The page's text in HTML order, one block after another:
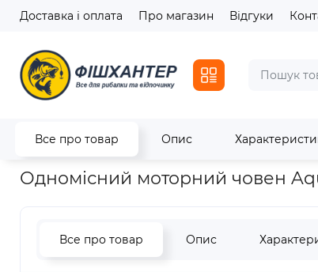
Доставка і оплата Про магазин Відгуки
Все про товар Опис
Головна Човни Надувні човни Одномісний
Одномісний моторний човен
Все про товар Опис